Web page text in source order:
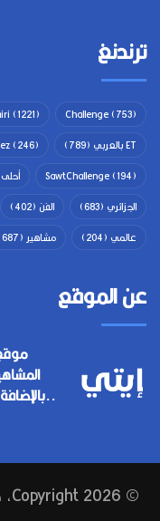
ترندنغ
Challenge(753)
(1221)
ET بالعربي
(789)
(246)
SawtChallenge(194)
الجزائري (683) الفن (402)
عالمي (204) مشاهير (687)
عن الموقع